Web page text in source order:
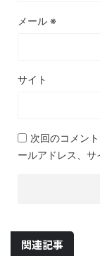
メール ※
サイト
次回のコメン
ールアドレス、サ
関連記事